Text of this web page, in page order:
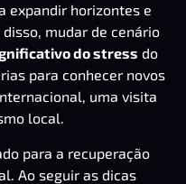
expandir horizontes e
mudar de cenário
do stress do
para conhecer novos
uma visita
local.
para a recuperação
Ao seguir as dicas